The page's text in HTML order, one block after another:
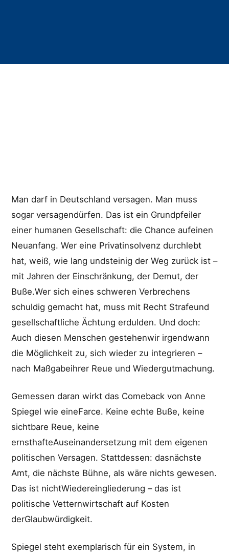
Man darf in Deutschland versagen. Man muss
sogar versagendürfen. Das ist ein Grundpfeiler
einer humanen Gesellschaft: die Chance aufeinen
Neuanfang. Wer eine Privatinsolvenz durchlebt
hat, weiß, wie lang undsteinig der Weg zurück ist –
mit Jahren der Einschränkung, der Demut, der
Buße.Wer sich eines schweren Verbrechens
schuldig gemacht hat, muss mit Recht Strafeund
gesellschaftliche Ächtung erdulden. Und doch:
Auch diesen Menschen gestehenwir irgendwann
die Möglichkeit zu, sich wieder zu integrieren –
nach Maßgabeihrer Reue und Wiedergutmachung.
Gemessen daran wirkt das Comeback von Anne
Spiegel wie eineFarce. Keine echte Buße, keine
sichtbare Reue, keine
ernsthafteAuseinandersetzung mit dem eigenen
politischen Versagen. Stattdessen: dasnächste
Amt, die nächste Bühne, als wäre nichts gewesen.
Das ist nichtWiedereingliederung – das ist
politische Vetternwirtschaft auf Kosten
derGlaubwürdigkeit.
Spiegel steht exemplarisch für ein System, in